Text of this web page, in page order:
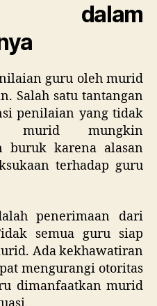
dalam
guru oleh murid
Salah satu tantangan
penilaian yang tidak
murid mungkin
buruk karena alasan
terhadap guru
penerimaan dari
semua guru siap
Ada kekhawatiran
mengurangi otoritas
dimanfaatkan murid